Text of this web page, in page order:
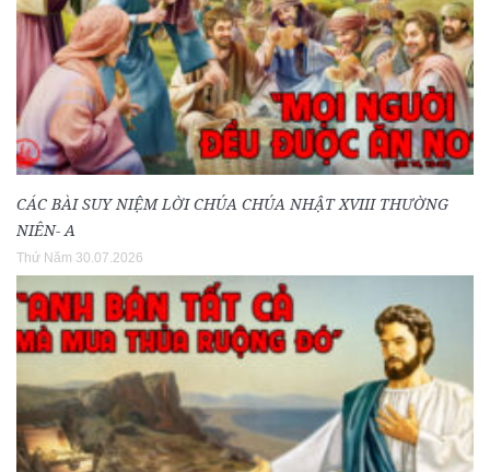
CÁC BÀI SUY NIỆM LỜI CHÚA CHÚA NHẬT XVIII THƯỜNG
NIÊN- A
Thứ Năm 30.07.2026